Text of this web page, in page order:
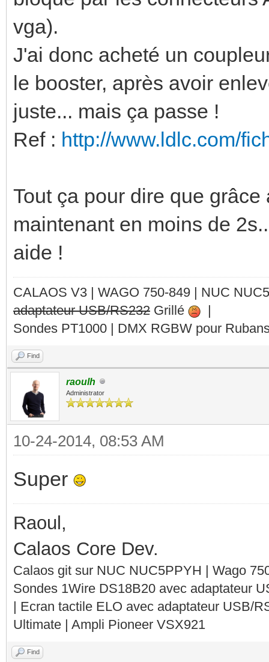
vga).
J'ai donc acheté un
le booster, après avoir
juste... mais ça passe !
Ref : http://www.ldlc.com/
Tout ça pour dire que
maintenant en moins de
aide !
CALAOS V3 | WAGO 750-849 | NUC
adaptateur USB/RS232 Grillé
|
Sondes PT1000 | DMX RGBW pour
Find
raoulh
Administrator
10-24-2014, 08:53 AM
Super
Raoul,
Calaos Core Dev.
Calaos git sur NUC NUC5PPYH | Wago
Sondes 1Wire DS18B20 avec adaptateur
| Ecran tactile ELO avec adaptateur USB/
Ultimate | Ampli Pioneer VSX921
Find